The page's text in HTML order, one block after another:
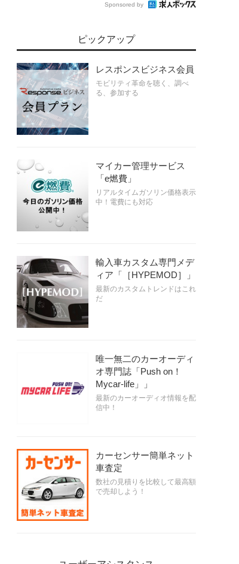
Sponsored by
ピックアップ
レスポンスビジネス会員
モビリティ革命を聴く、調べ
る、参加する
マイカー管理サービス
「e燃費」
リアルタイムガソリン価格表示
中！電費にも対応
輸入車カスタム専門メデ
ィア「［HYPEMOD］」
最新のカスタムトレンドはこれ
だ
唯一無二のカーオーディ
オ専門誌「Push on！
Mycar-life」」
最新のカーオーディオ情報を配
信中！
カーセンサー簡単ネット
車査定
数社の見積りを比較して最高額
で売却しよう！